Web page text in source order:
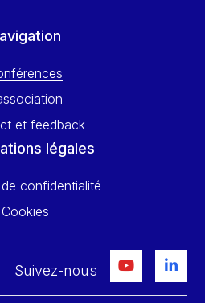
et feedback
légales
confidentialité
Cookies
Suivez-nous